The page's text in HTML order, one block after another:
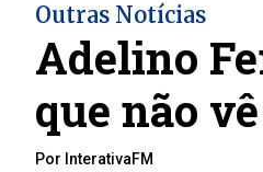
Outras Notícias
Adelino
que não
Por InterativaFM